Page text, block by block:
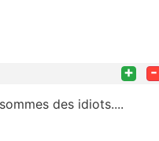
+ -
des idiots....